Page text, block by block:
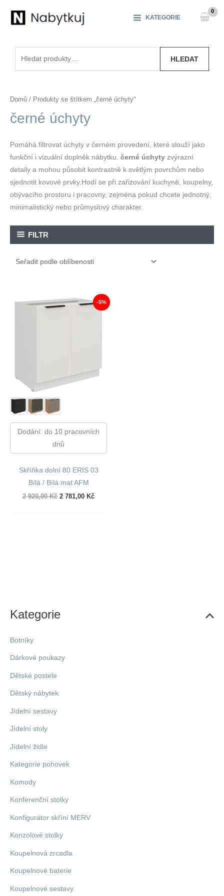
KATEGORIE
HLEDAT
Kategorie
Botníky
Dárkové poukazy
Dětské postele
Dětský nábytek
Jídelní sestavy
Jídelní stoly
Jídelní židle
Kategorie pohovek
Komody
Konferenční stolky
Konfigurátor skříní MERV
Konzolové stolky
Koupelnová zrcadla
Koupelnové baterie
Koupelnové sestavy
Domů / Produkty se štítkem „černé úchyty“
černé úchyty
Pomáhá filtrovat úchyty v černém provedení, které slouží jako
funkční i vizuální doplněk nábytku. černé úchyty zvýrazní
detaily a mohou působit kontrastně k světlým povrchům nebo
sjednotit kovové prvky.Hodí se při zařizování kuchyně, koupelny,
obývacího prostoru i pracovny, zejména pokud chcete jednotný,
minimalistický nebo průmyslový charakter.
FILTR
-5%
Dodání: do 10 pracovních
dnů
Skříňka dolní 80 ERIS 03
Bílá / Bílá mat AFM
2 920,00Kč Původní
2 781,00 KčAktuální